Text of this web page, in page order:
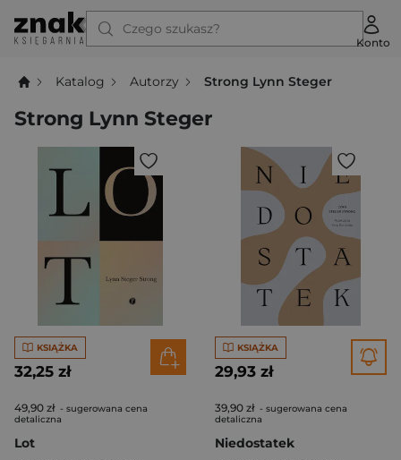
Czego szukasz?
Konto
Katalog Autorzy Strong Lynn Steger
Strong Lynn Steger
KSIĄŻKA
32,25 zł
49,90 zł - sugerowana cena
detaliczna
Lot
KSIĄŻKA
29,93 zł
39,90 zł - sugerowana cena
detaliczna
Niedostatek